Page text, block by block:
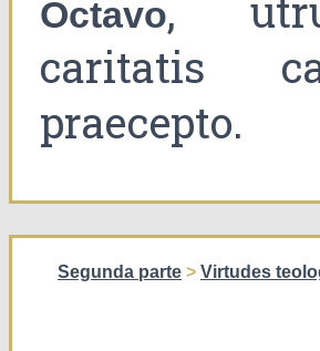
Octavo,
caritatis
praecepto.
Segunda parte > Virtudes